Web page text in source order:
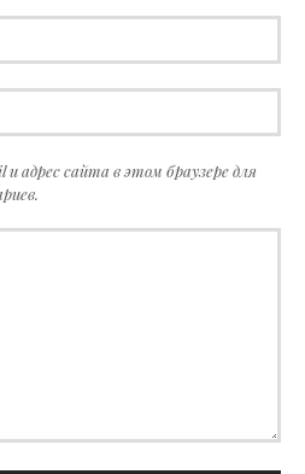
адрес сайта в этом браузере для